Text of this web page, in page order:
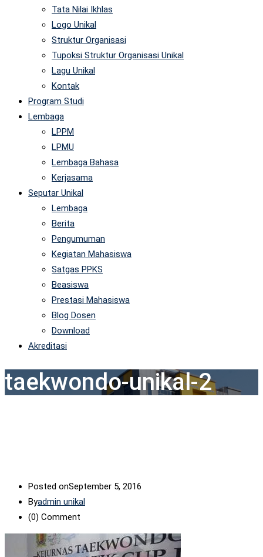
Tata Nilai Ikhlas
Logo Unikal
Struktur Organisasi
Tupoksi Struktur Organisasi Unikal
Lagu Unikal
Kontak
Program Studi
Lembaga
LPPM
LPMU
Lembaga Bahasa
Kerjasama
Seputar Unikal
Lembaga
Berita
Pengumuman
Kegiatan Mahasiswa
Satgas PPKS
Beasiswa
Prestasi Mahasiswa
Blog Dosen
Download
Akreditasi
taekwondo-unikal-2
Posted onSeptember 5, 2016
Byadmin unikal
(0) Comment